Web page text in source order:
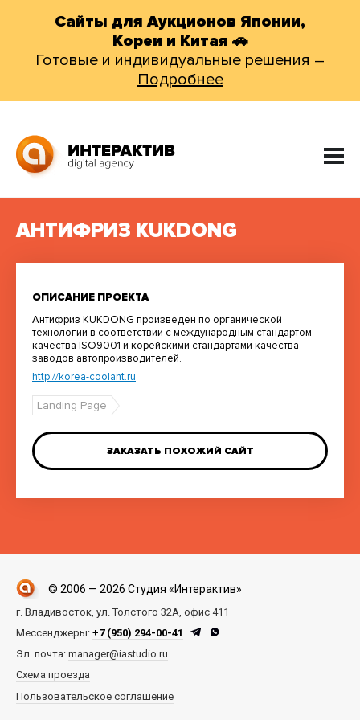
Сайты для Аукционов Японии,
Кореи и Китая 🚗
Готовые и индивидуальные решения –
Подробнее
АНТИФРИЗ KUKDONG
ОПИСАНИЕ ПРОЕКТА
Антифриз KUKDONG произведен по органической
технологии в соответствии с международным стандартом
качества ISO9001 и корейскими стандартами качества
заводов автопроизводителей.
http://korea-coolant.ru
Landing Page
ЗАКАЗАТЬ ПОХОЖИЙ САЙТ
© 2006 — 2026 Студия «Интерактив»
г. Владивосток, ул. Толстого 32А, офис 411
Мессенджеры: +7 (950) 294-00-41
Эл. почта: manager@iastudio.ru
Схема проезда
Пользовательское соглашение